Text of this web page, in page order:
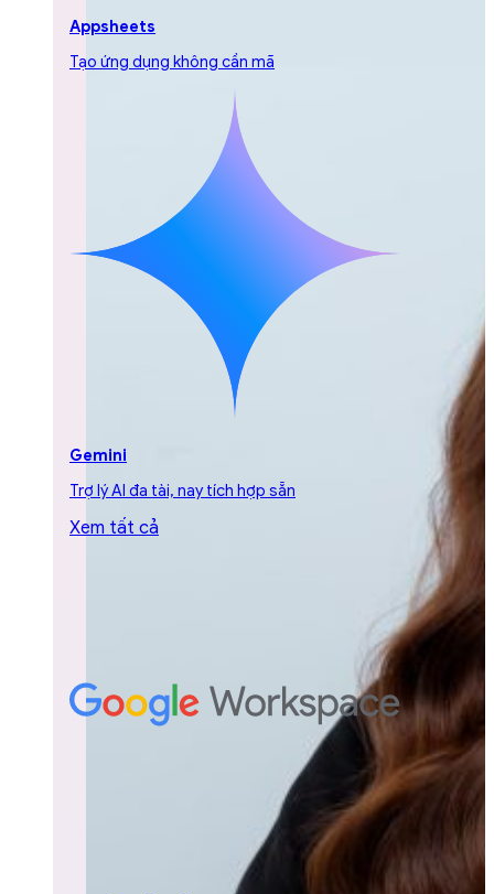
Appsheets
Tạo ứng dụng không cần mã
Gemini
Trợ lý AI đa tài, nay tích hợp sẵn
Xem tất cả